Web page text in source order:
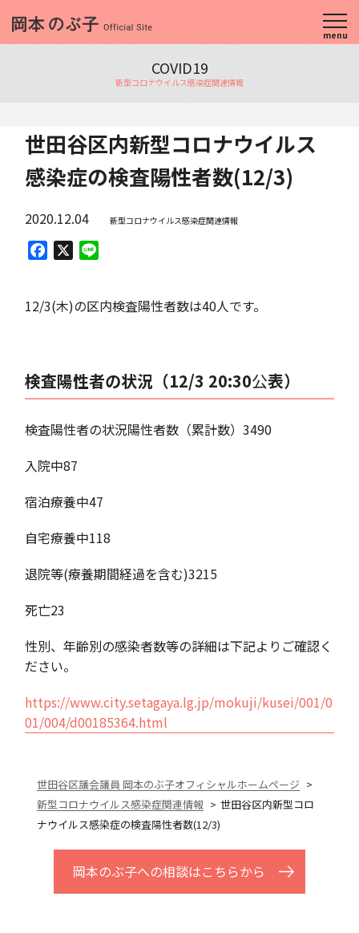
menu
COVID19
新型コロナウイルス感染症関連情報
世田谷区内新型コロナウイルス
感染症の検査陽性者数(12/3)
2020.12.04 新型コロナウイルス感染症関連情報
Facebook
12/3(木)の区内検査陽性者数は40人です。
検査陽性者の状況（12/3 20:30公表）
検査陽性者の状況陽性者数（累計数）3490
入院中87
宿泊療養中47
自宅療養中118
退院等(療養期間経過を含む)3215
死亡23
性別、年齢別の感染者数等の詳細は下記よりご確認く
ださい。
https://www.city.setagaya.lg.jp/mokuji/kusei/001/0
01/004/d00185364.html
世田谷区議会議員 岡本のぶ子オフィシャルホームページ
新型コロナウイルス感染症関連情報
世田谷区内新型コロ
ナウイルス感染症の検査陽性者数(12/3)
岡本のぶ子への相談はこちらから